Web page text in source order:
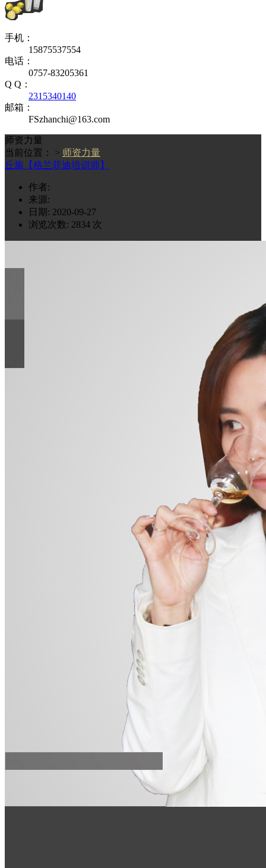
手机：
15875537554
电话：
0757-83205361
Q Q：
2315340140
邮箱：
FSzhanchi@163.com
师资力量
当前位置： > 师资力量
丘旎【格兰菲迪培训师】
作者:
来源:
日期: 2020-09-27
浏览次数: 2834 次